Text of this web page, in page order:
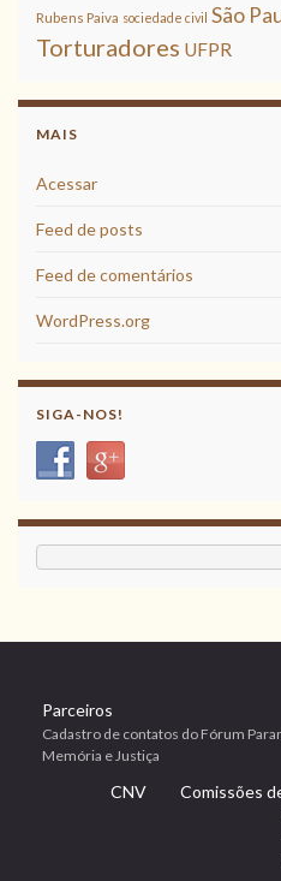
Rubens Paiva sociedade civil São
Torturadores UFPR
MAIS
Acessar
Feed de posts
Feed de comentários
WordPress.org
SIGA-NOS!
Parceiros
Cadastro de contatos do Fórum
Memória e Justiça
CNV
Comissões